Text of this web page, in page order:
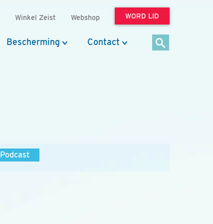
Winkel Zeist Webshop WORD LID
Bescherming Contact
Podcast